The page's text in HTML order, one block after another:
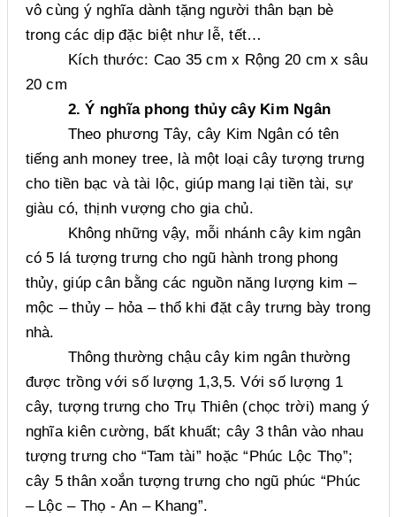
vô cùng ý nghĩa dành tặng người thân bạn bè
trong các dịp đặc biệt như lễ, tết…
Kích thước: Cao 35 cm x Rộng 20 cm x sâu
20 cm
2. Ý nghĩa phong thủy cây Kim Ngân
Theo phương Tây, cây Kim Ngân có tên
tiếng anh money tree, là một loại cây tượng trưng
cho tiền bạc và tài lộc, giúp mang lại tiền tài, sự
giàu có, thịnh vượng cho gia chủ.
Không những vậy, mỗi nhánh cây kim ngân
có 5 lá tượng trưng cho ngũ hành trong phong
thủy, giúp cân bằng các nguồn năng lượng kim –
mộc – thủy – hỏa – thổ khi đặt cây trưng bày trong
nhà.
Thông thường chậu cây kim ngân thường
được trồng với số lượng 1,3,5. Với số lượng 1
cây, tượng trưng cho Trụ Thiên (chọc trời) mang ý
nghĩa kiên cường, bất khuất; cây 3 thân vào nhau
tượng trưng cho “Tam tài” hoặc “Phúc Lộc Thọ”;
cây 5 thân xoắn tượng trưng cho ngũ phúc “Phúc
– Lộc – Thọ - An – Khang”.